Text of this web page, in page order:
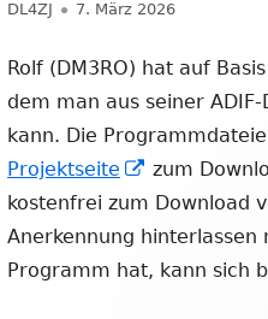
Autor
DL4ZJ
Veröffentlicht
7. März 2026
Rolf (DM3RO) hat auf
dem man aus seiner
kann. Die
Projektseite
In
neuem
Fenster
öffnen
zum
kostenfrei zum Download
Anerkennung
Programm hat, kann sich